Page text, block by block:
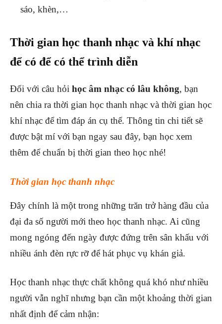
sáo, khèn,…
Thời gian học thanh nhạc và khí nhạc
để có để có thể trình diễn
Đối với câu hỏi học âm nhạc có lâu không, bạn
nên chia ra thời gian học thanh nhạc và thời gian học
khí nhạc để tìm đáp án cụ thể. Thông tin chi tiết sẽ
được bật mí với bạn ngay sau đây, bạn học xem
thêm để chuẩn bị thời gian theo học nhé!
Thời gian học thanh nhạc
Đây chính là một trong những trăn trở hàng đầu của
đại đa số người mới theo học thanh nhạc. Ai cũng
mong ngóng đến ngày được đứng trên sân khấu với
nhiều ánh đèn rực rỡ để hát phục vụ khán giả.
Học thanh nhạc thực chất không quá khó như nhiều
người vẫn nghĩ nhưng bạn cần một khoảng thời gian
nhất định để cảm nhận: